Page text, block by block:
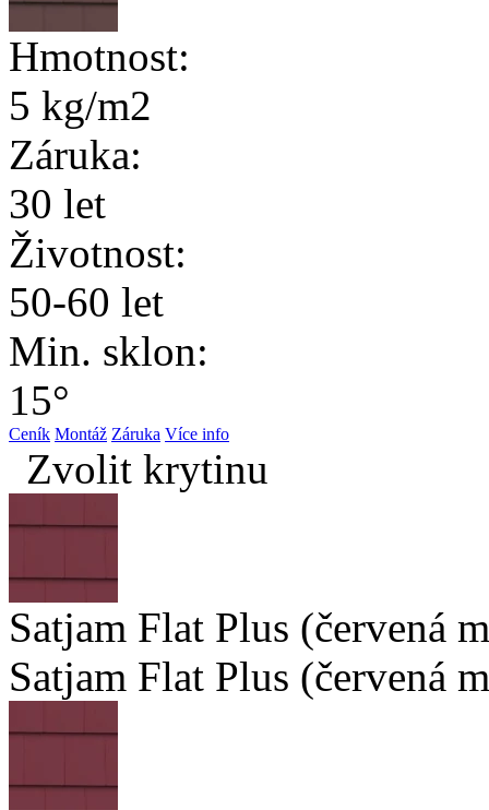
Hmotnost:
5 kg/m2
Záruka:
30 let
Životnost:
50-60 let
Min. sklon:
15°
Ceník Montáž Záruka Více info
Zvolit krytinu
Satjam Flat Plus (červená
Satjam Flat Plus (červená